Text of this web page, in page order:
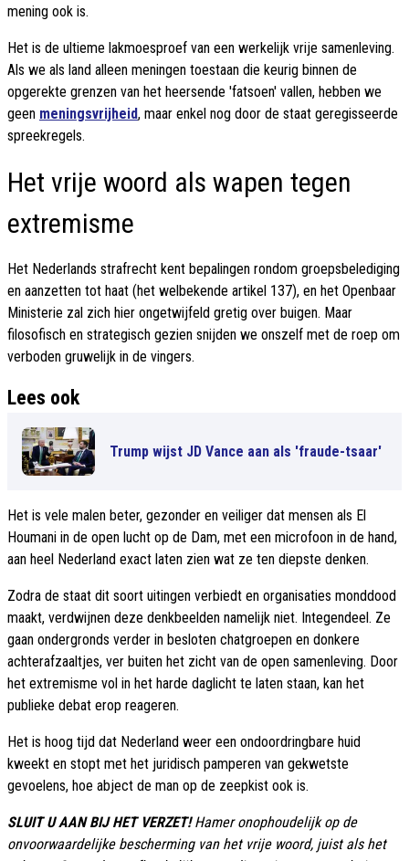
mening ook is.
Het is de ultieme lakmoesproef van een werkelijk vrije samenleving.
Als we als land alleen meningen toestaan die keurig binnen de
opgerekte grenzen van het heersende 'fatsoen' vallen, hebben we
geen meningsvrijheid, maar enkel nog door de staat geregisseerde
spreekregels.
Het vrije woord als wapen tegen
extremisme
Het Nederlands strafrecht kent bepalingen rondom groepsbelediging
en aanzetten tot haat (het welbekende artikel 137), en het Openbaar
Ministerie zal zich hier ongetwijfeld gretig over buigen. Maar
filosofisch en strategisch gezien snijden we onszelf met de roep om
verboden gruwelijk in de vingers.
Lees ook
Trump wijst JD Vance aan als 'fraude-tsaar'
Het is vele malen beter, gezonder en veiliger dat mensen als El
Houmani in de open lucht op de Dam, met een microfoon in de hand,
aan heel Nederland exact laten zien wat ze ten diepste denken.
Zodra de staat dit soort uitingen verbiedt en organisaties monddood
maakt, verdwijnen deze denkbeelden namelijk niet. Integendeel. Ze
gaan ondergronds verder in besloten chatgroepen en donkere
achterafzaaltjes, ver buiten het zicht van de open samenleving. Door
het extremisme vol in het harde daglicht te laten staan, kan het
publieke debat erop reageren.
Het is hoog tijd dat Nederland weer een ondoordringbare huid
kweekt en stopt met het juridisch pamperen van gekwetste
gevoelens, hoe abject de man op de zeepkist ook is.
SLUIT U AAN BIJ HET VERZET! Hamer onophoudelijk op de
onvoorwaardelijke bescherming van het vrije woord, juist als het